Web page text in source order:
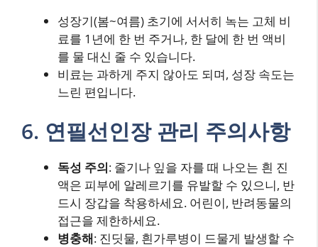
성장기(봄~여름) 초기에 서서히 녹는 고체 비
료를 1년에 한 번 주거나, 한 달에 한 번 액비
를 물 대신 줄 수 있습니다.
비료는 과하게 주지 않아도 되며, 성장 속도는
느린 편입니다.
6. 연필선인장 관리 주의사항
독성 주의: 줄기나 잎을 자를 때 나오는 흰 진
액은 피부에 알레르기를 유발할 수 있으니, 반
드시 장갑을 착용하세요. 어린이, 반려동물의
접근을 제한하세요.
병충해: 진딧물, 흰가루병이 드물게 발생할 수